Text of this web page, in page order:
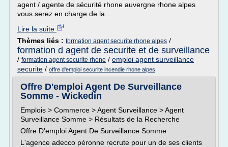
agent / agente de sécurité rhone auvergne rhone alpes
vous serez en charge de la...
Lire la suite
Thèmes liés : formation agent securite rhone alpes /
formation d agent de securite et de surveillance
/ formation agent securite rhone / emploi agent surveillance
securite / offre d'emploi securite incendie rhone alpes
Offre D'emploi Agent De Surveillance
Somme - Wickedin
Emplois > Commerce > Agent Surveillance > Agent
Surveillance Somme > Résultats de la Recherche
Offre D'emploi Agent De Surveillance Somme
L'agence adecco péronne recrute pour un de ses clients